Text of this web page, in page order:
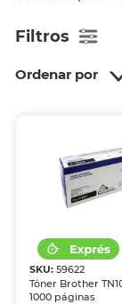
Filtros
Ordenar por
SKU:59622
Tóner Brother
1000 páginas